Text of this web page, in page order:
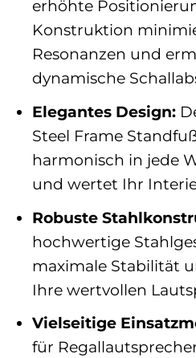
erhöhte
Konstruktion
Resonanzen und
dynamische
Elegantes Design:
Steel Frame
harmonisch in jede
und wertet Ihr
Robuste
hochwertige
maximale Stabilität
Ihre wertvollen
Vielseitige
für